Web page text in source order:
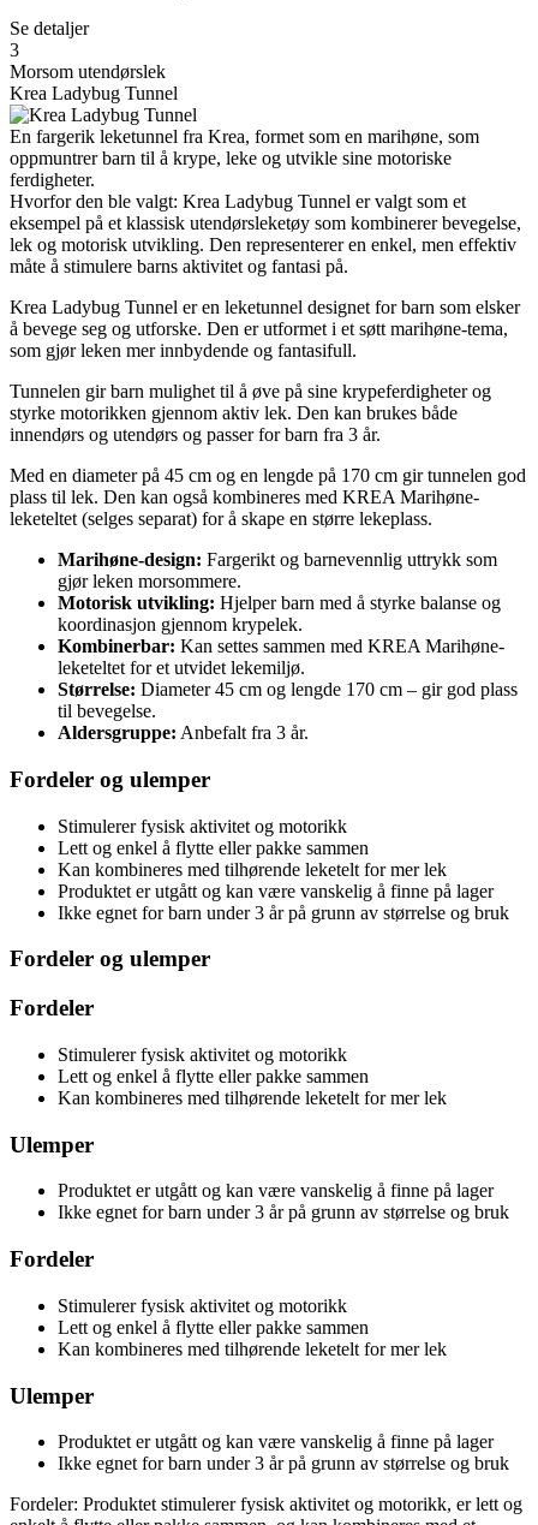
Se detaljer
3
Morsom utendørslek
Krea Ladybug Tunnel
En fargerik leketunnel fra Krea, formet som en marihøne, som
oppmuntrer barn til å krype, leke og utvikle sine motoriske
ferdigheter.
Hvorfor den ble valgt: Krea Ladybug Tunnel er valgt som et
eksempel på et klassisk utendørsleketøy som kombinerer bevegelse,
lek og motorisk utvikling. Den representerer en enkel, men effektiv
måte å stimulere barns aktivitet og fantasi på.
Krea Ladybug Tunnel er en leketunnel designet for barn som elsker
å bevege seg og utforske. Den er utformet i et søtt marihøne-tema,
som gjør leken mer innbydende og fantasifull.
Tunnelen gir barn mulighet til å øve på sine krypeferdigheter og
styrke motorikken gjennom aktiv lek. Den kan brukes både
innendørs og utendørs og passer for barn fra 3 år.
Med en diameter på 45 cm og en lengde på 170 cm gir tunnelen god
plass til lek. Den kan også kombineres med KREA Marihøne-
leketeltet (selges separat) for å skape en større lekeplass.
Marihøne-design: Fargerikt og barnevennlig uttrykk som
gjør leken morsommere.
Motorisk utvikling: Hjelper barn med å styrke balanse og
koordinasjon gjennom krypelek.
Kombinerbar: Kan settes sammen med KREA Marihøne-
leketeltet for et utvidet lekemiljø.
Størrelse: Diameter 45 cm og lengde 170 cm – gir god plass
til bevegelse.
Aldersgruppe: Anbefalt fra 3 år.
Fordeler og ulemper
Stimulerer fysisk aktivitet og motorikk
Lett og enkel å flytte eller pakke sammen
Kan kombineres med tilhørende leketelt for mer lek
Produktet er utgått og kan være vanskelig å finne på lager
Ikke egnet for barn under 3 år på grunn av størrelse og bruk
Fordeler og ulemper
Fordeler
Stimulerer fysisk aktivitet og motorikk
Lett og enkel å flytte eller pakke sammen
Kan kombineres med tilhørende leketelt for mer lek
Ulemper
Produktet er utgått og kan være vanskelig å finne på lager
Ikke egnet for barn under 3 år på grunn av størrelse og bruk
Fordeler
Stimulerer fysisk aktivitet og motorikk
Lett og enkel å flytte eller pakke sammen
Kan kombineres med tilhørende leketelt for mer lek
Ulemper
Produktet er utgått og kan være vanskelig å finne på lager
Ikke egnet for barn under 3 år på grunn av størrelse og bruk
Fordeler: Produktet stimulerer fysisk aktivitet og motorikk, er lett og